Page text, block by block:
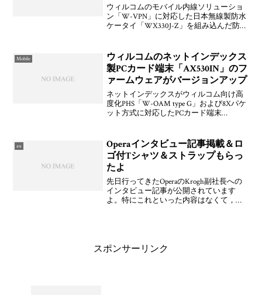
ウィルコムのモバイル内線ソリューショ
ン「W-VPN」に対応した日本無線製防水
ケータイ「WX330J-Z」を組み込んだ防水
ことを発表しています。業界初とのこ
と。
Mobile
ウィルコムのネットインデックス
製PCカード端末「AX530IN」のフ
ァームウェアがバージョンアップ
ネットインデックスがウィルコム向け高
度化PHS「W-OAM type G」および8Xパケ
ット方式に対応したPCカード端末
しています。公開されたのは，Ver.1.0
au
Operaインタビュー記事掲載＆ロ
ゴ付Tシャツ＆ストラップもらっ
たよ
先日行ってきたOperaのKrogh副社長への
インタビュー記事が公開されています
よ。特にこれといった内容はなくて，な
スポンサーリンク